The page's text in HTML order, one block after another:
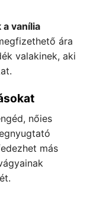
a vanília
ára
valakinek, aki
nőies
más